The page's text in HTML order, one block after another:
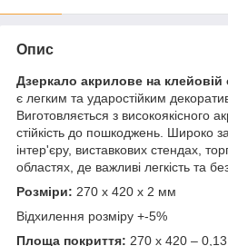
Опис
Дзеркало акрилове на клейовій
є легким та ударостійким
Виготовляється з високоякісного
стійкість до пошкоджень. Широко
інтер'єру, виставкових стендах,
областях, де важливі легкість та
Розміри: 270 х 420 х 2 мм
Відхилення розміру +-5%
Площа покриття: 270 х 420 –